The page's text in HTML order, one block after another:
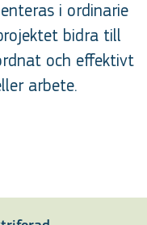
i ordinarie
bidra till
och effektivt
arbete.